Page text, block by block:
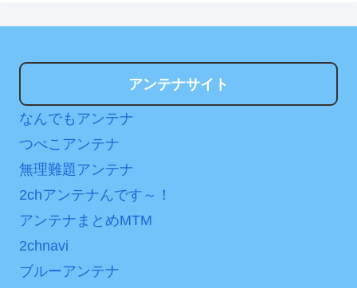
Powered by livedoor 相
「本気で潰しにきてる」
滝沢秀明の新オーディショ
アンテナサイト
なんでもアンテナ
つべこアンテナ
無理難題アンテナ
2chアンテナんです～！
アンテナまとめMTM
2chnavi
ブルーアンテナ